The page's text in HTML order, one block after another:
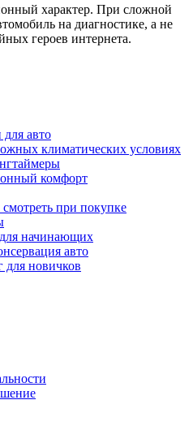
характер. При сложной
на диагностике, а не
героев интернета.
авто
климатических условиях
комфорт
при покупке
начинающих
авто
для новичков